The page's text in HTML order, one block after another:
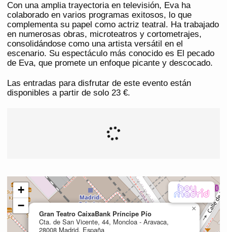
Con una amplia trayectoria en televisión, Eva ha
colaborado en varios programas exitosos, lo que
complementa su papel como actriz teatral. Ha trabajado
en numerosas obras, microteatros y cortometrajes,
consolidándose como una artista versátil en el
escenario. Su espectáculo más conocido es El pecado
de Eva, que promete un enfoque picante y descocado.
Las entradas para disfrutar de este evento están
disponibles a partir de solo 23 €.